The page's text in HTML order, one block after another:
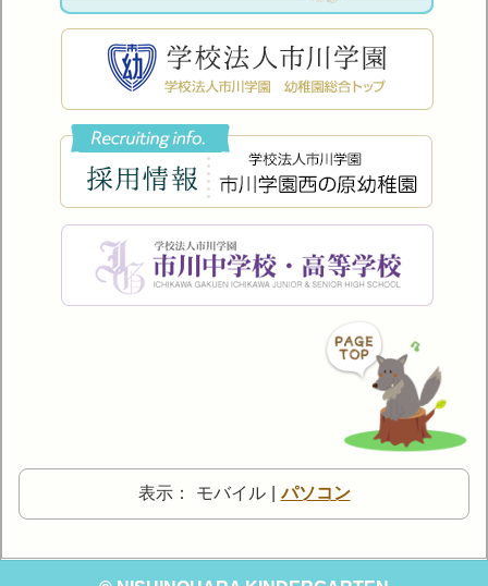
表示： モバイル パソコン